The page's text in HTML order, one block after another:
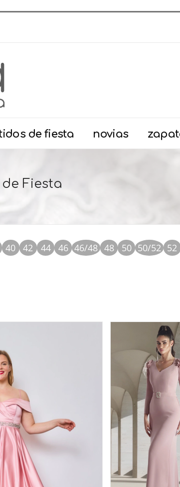
de fiesta novias
Fiesta
40 42 44 46 46/48 48 50 50/52 52